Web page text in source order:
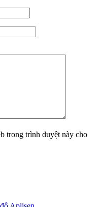
trong trình duyệt này cho